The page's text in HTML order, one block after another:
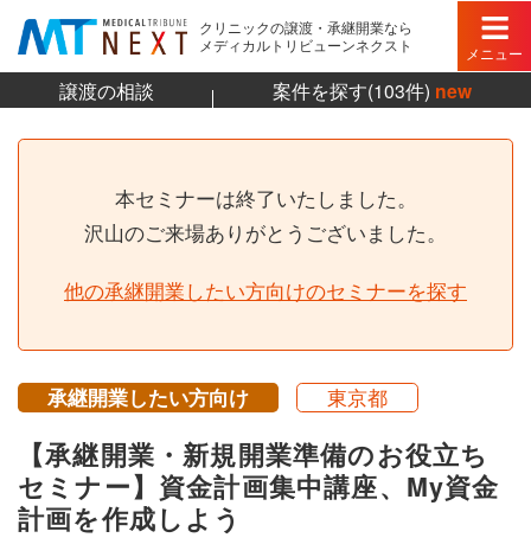
クリニックの譲渡・承継開業なら
メディカルトリビューンネクスト
メニュー
譲渡の相談 案件を探す(103件) new
本セミナーは終了いたしました。
沢山のご来場ありがとうございました。
他の承継開業したい方向けのセミナーを探す
承継開業したい方向け 東京都
【承継開業・新規開業準備のお役立ち
セミナー】資金計画集中講座、My資金
計画を作成しよう